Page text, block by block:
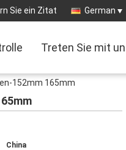
Sie ein Zitat German
Treten Sie mit
152mm 165mm
China